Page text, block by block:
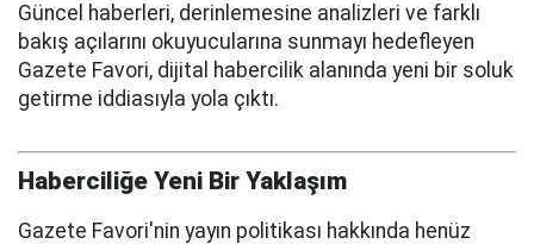
Güncel haberleri, derinlemesine analizleri ve farklı
bakış açılarını okuyucularına sunmayı hedefleyen
Gazete Favori, dijital habercilik alanında yeni bir soluk
getirme iddiasıyla yola çıktı.
Haberciliğe Yeni Bir Yaklaşım
Gazete Favori'nin yayın politikası hakkında henüz